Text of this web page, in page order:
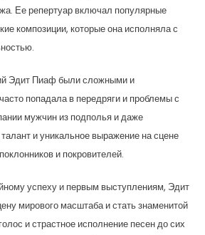
Ее репертуар включал популярные
композиции, которые она исполняла с
Эдит Пиаф были сложными и
попадала в передряги и проблемы с
мужчин из подполья и даже
и уникальное выражение на сцене
и покровителей.
успеху и первым выступлениям, Эдит
мирового масштаба и стать знаменитой
и страстное исполнение песен до сих